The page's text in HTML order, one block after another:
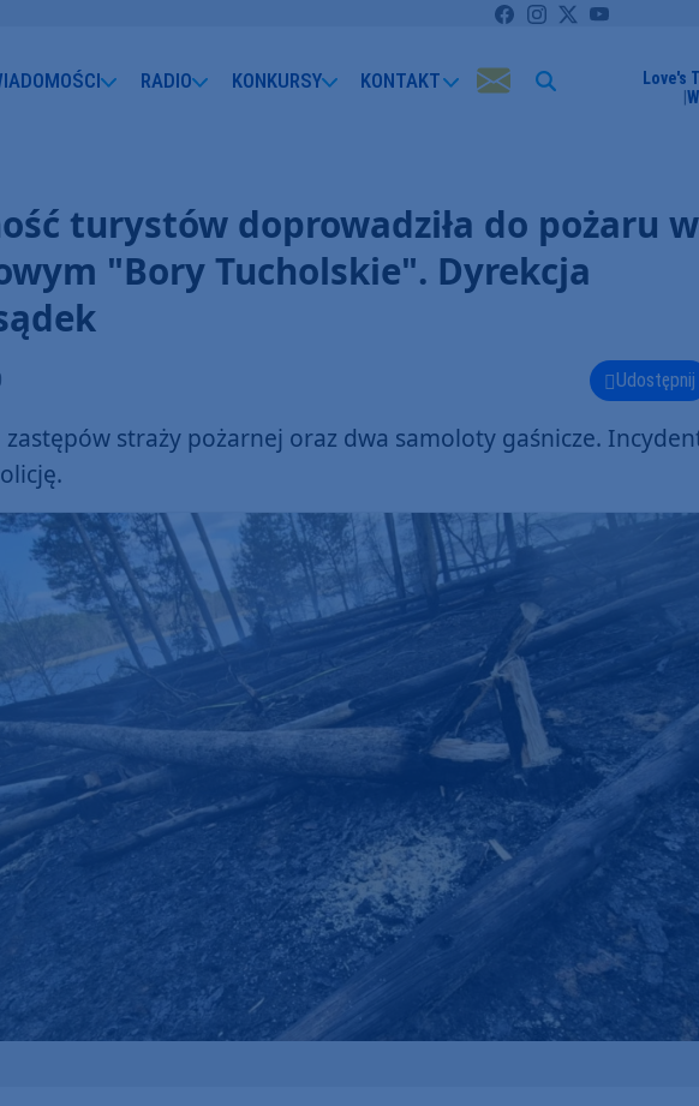
RADIO KONKURSY KONTAKT Love's
turystów doprowadziła do pożaru w
"Bory Tucholskie". Dyrekcja
Udostępnij
zastępów straży pożarnej oraz dwa samoloty gaśnicze.